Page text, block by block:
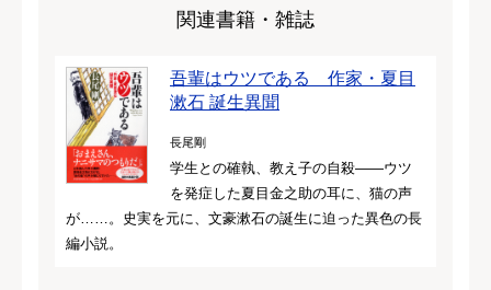
関連書籍・雑誌
吾輩はウツである 作家・夏目
漱石 誕生異聞
長尾剛
学生との確執、教え子の自殺――ウツ
を発症した夏目金之助の耳に、猫の声
が……。史実を元に、文豪漱石の誕生に迫った異色の長
編小説。